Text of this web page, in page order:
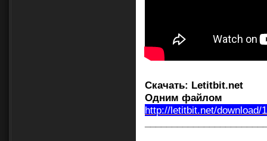
Скачать: Letitbit.net
Одним файлом
http://letitbit.net/download/